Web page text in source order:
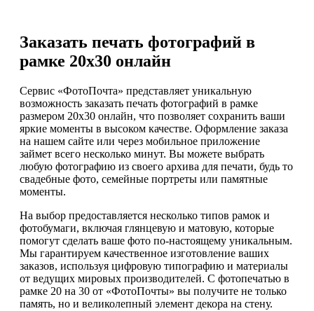
Заказать печать фотографий в
рамке 20х30 онлайн
Сервис «ФотоПочта» представляет уникальную
возможность заказать печать фотографий в рамке
размером 20х30 онлайн, что позволяет сохранить ваши
яркие моменты в высоком качестве. Оформление заказа
на нашем сайте или через мобильное приложение
займет всего несколько минут. Вы можете выбрать
любую фотографию из своего архива для печати, будь то
свадебные фото, семейные портреты или памятные
моменты.
На выбор предоставляется несколько типов рамок и
фотобумаги, включая глянцевую и матовую, которые
помогут сделать ваше фото по-настоящему уникальным.
Мы гарантируем качественное изготовление ваших
заказов, используя цифровую типографию и материалы
от ведущих мировых производителей. С фотопечатью в
рамке 20 на 30 от «ФотоПочты» вы получите не только
память, но и великолепный элемент декора на стену.